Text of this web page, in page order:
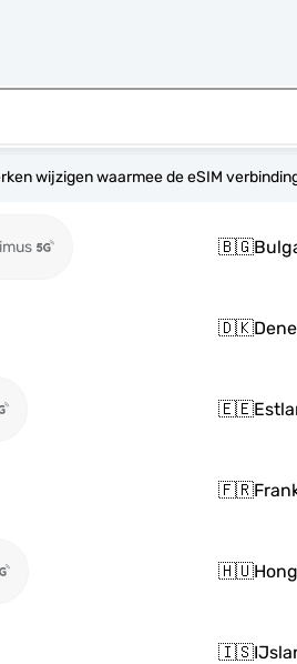
wijzigen waarmee de eSIM
🇧🇬
🇩🇰
🇪🇪
🇫🇷
🇭🇺
🇮🇸